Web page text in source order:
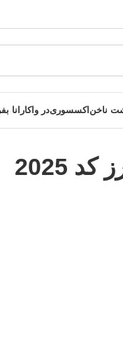
ناخن اکسسوریدر واکارانا
2025